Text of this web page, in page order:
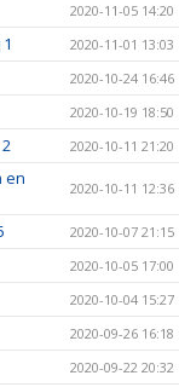
2020-11-05 14:20
2020-11-01 13:03
2020-10-24 16:46
2020-10-19 18:50
2020-10-11 21:20
en
2020-10-11 12:36
2020-10-07 21:15
2020-10-05 17:00
2020-10-04 15:27
2020-09-26 16:18
2020-09-22 20:32